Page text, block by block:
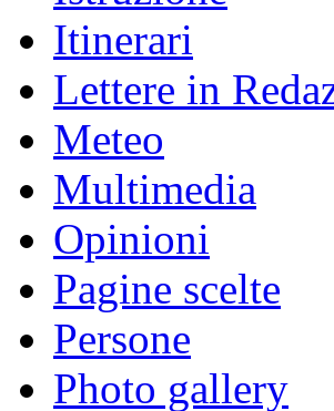
Itinerari
Lettere in
Meteo
Multimedia
Opinioni
Pagine scelte
Persone
Photo gallery